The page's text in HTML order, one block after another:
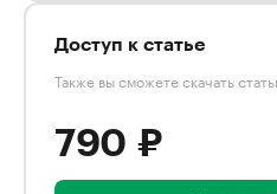
Доступ к статье
Также вы сможете скачать
790 ₽